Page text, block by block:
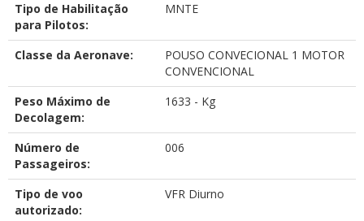
Tipo de Habilitação
para Pilotos:
MNTE
Classe da Aeronave:
POUSO CONVECIONAL 1 MOTOR
CONVENCIONAL
Peso Máximo de
Decolagem:
1633 - Kg
Número de
Passageiros:
006
Tipo de voo
autorizado:
VFR Diurno